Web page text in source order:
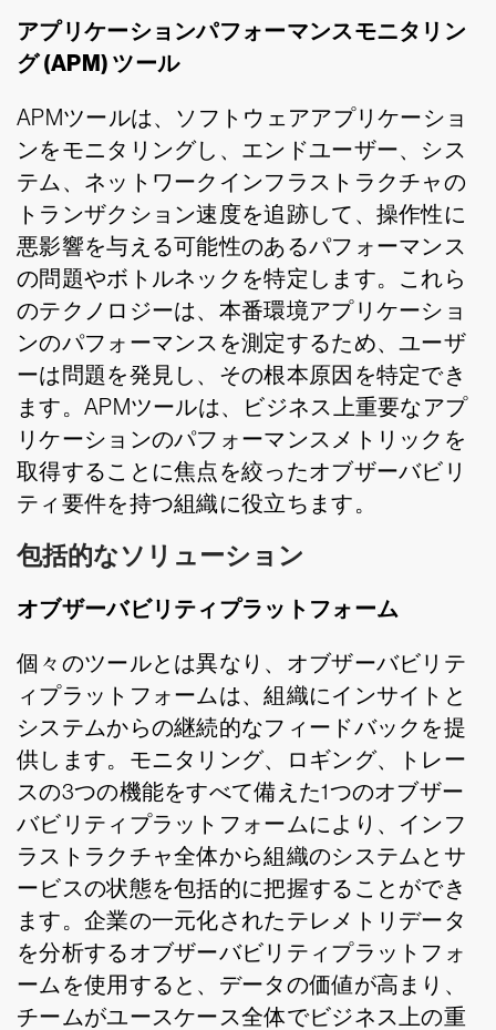
アプリケーションパフォーマンスモニタリン
グ (APM) ツール
APMツールは、ソフトウェアアプリケーショ
ンをモニタリングし、エンドユーザー、シス
テム、ネットワークインフラストラクチャの
トランザクション速度を追跡して、操作性に
悪影響を与える可能性のあるパフォーマンス
の問題やボトルネックを特定します。これら
のテクノロジーは、本番環境アプリケーショ
ンのパフォーマンスを測定するため、ユーザ
ーは問題を発見し、その根本原因を特定でき
ます。APMツールは、ビジネス上重要なアプ
リケーションのパフォーマンスメトリックを
取得することに焦点を絞ったオブザーバビリ
ティ要件を持つ組織に役立ちます。
包括的なソリューション
オブザーバビリティプラットフォーム
個々のツールとは異なり、オブザーバビリテ
ィプラットフォームは、組織にインサイトと
システムからの継続的なフィードバックを提
供します。モニタリング、ロギング、トレー
スの3つの機能をすべて備えた1つのオブザー
バビリティプラットフォームにより、インフ
ラストラクチャ全体から組織のシステムとサ
ービスの状態を包括的に把握することができ
ます。企業の一元化されたテレメトリデータ
を分析するオブザーバビリティプラットフォ
ームを使用すると、データの価値が高まり、
チームがユースケース全体でビジネス上の重